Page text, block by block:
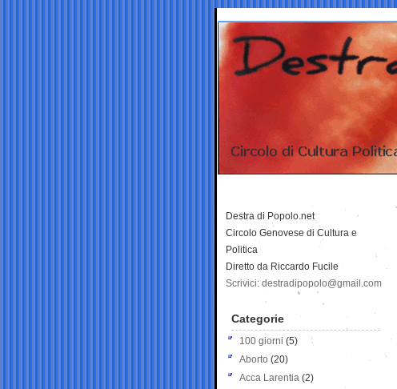
Destra di Popolo.net
Circolo Genovese di Cultura e
Politica
Diretto da Riccardo Fucile
Scrivici: destradipopolo@gmail.com
Categorie
100 giorni (5)
Aborto (20)
Acca Larentia (2)